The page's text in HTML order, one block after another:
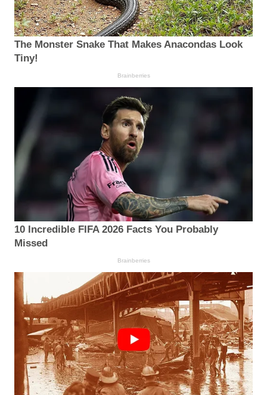
The Monster Snake That Makes Anacondas Look
Tiny!
Brainberries
10 Incredible FIFA 2026 Facts You Probably
Missed
Brainberries